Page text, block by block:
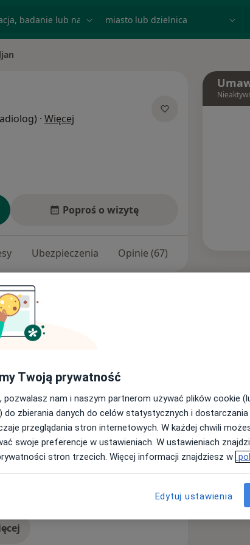
· Więcej
Poproś o wizytę
Ubezpieczenia Opinie (67)
Warszawskiego Uniwersytetu
i diagnostyce obrazowej w
Jego pasja i
a głównie
pozwala mu na wykonywanie
u dzieci.
Uniwersytetu Medycznego
Zdrowia Dziecka w Katowicach
Radiologicznego oraz Radiology
Twoją prywatność
pozwalasz nam i naszym partnerom używać plików cookie
do zbierania danych do celów statystycznych i
przeglądania stron internetowych. W każdej chwili
swoje preferencje w ustawieniach. W ustawieniach
stron trzecich. Więcej informacji znajdziesz w
Edytuj ustawienia